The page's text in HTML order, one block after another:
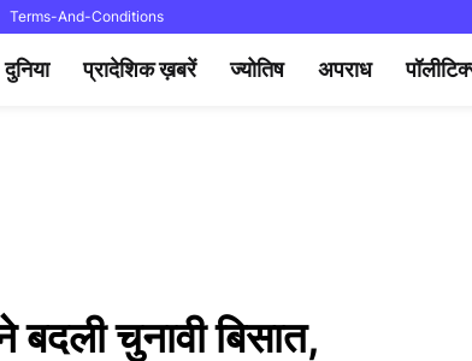
Terms-And-Conditions
दुनिया प्रादेशिक ख़बरें ज्योतिष अपराध
चुनावी बिसात,